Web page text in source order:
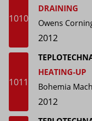
1010
DRAINING
Owens
2012
1011
HEATING-UP
Bohemia
2012